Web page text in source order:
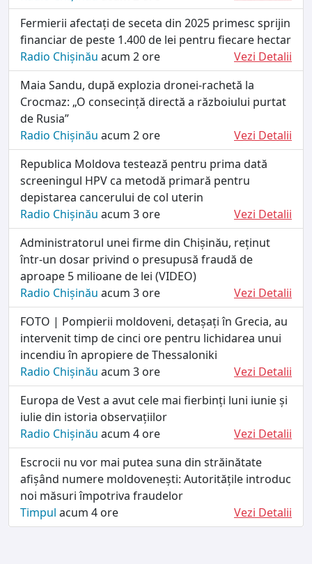
Fermierii afectați de seceta din 2025 primesc sprijin
financiar de peste 1.400 de lei pentru fiecare hectar
Radio Chișinău acum 2 ore
Vezi Detalii
Maia Sandu, după explozia dronei-rachetă la
Crocmaz: „O consecință directă a războiului purtat
de Rusia”
Radio Chișinău acum 2 ore
Vezi Detalii
Republica Moldova testează pentru prima dată
screeningul HPV ca metodă primară pentru
depistarea cancerului de col uterin
Radio Chișinău acum 3 ore
Vezi Detalii
Administratorul unei firme din Chișinău, reținut
într-un dosar privind o presupusă fraudă de
aproape 5 milioane de lei (VIDEO)
Radio Chișinău acum 3 ore
Vezi Detalii
FOTO | Pompierii moldoveni, detașați în Grecia, au
intervenit timp de cinci ore pentru lichidarea unui
incendiu în apropiere de Thessaloniki
Radio Chișinău acum 3 ore
Vezi Detalii
Europa de Vest a avut cele mai fierbinți luni iunie și
iulie din istoria observațiilor
Radio Chișinău acum 4 ore
Vezi Detalii
Escrocii nu vor mai putea suna din străinătate
afișând numere moldovenești: Autoritățile introduc
noi măsuri împotriva fraudelor
Timpul acum 4 ore Vezi Detalii